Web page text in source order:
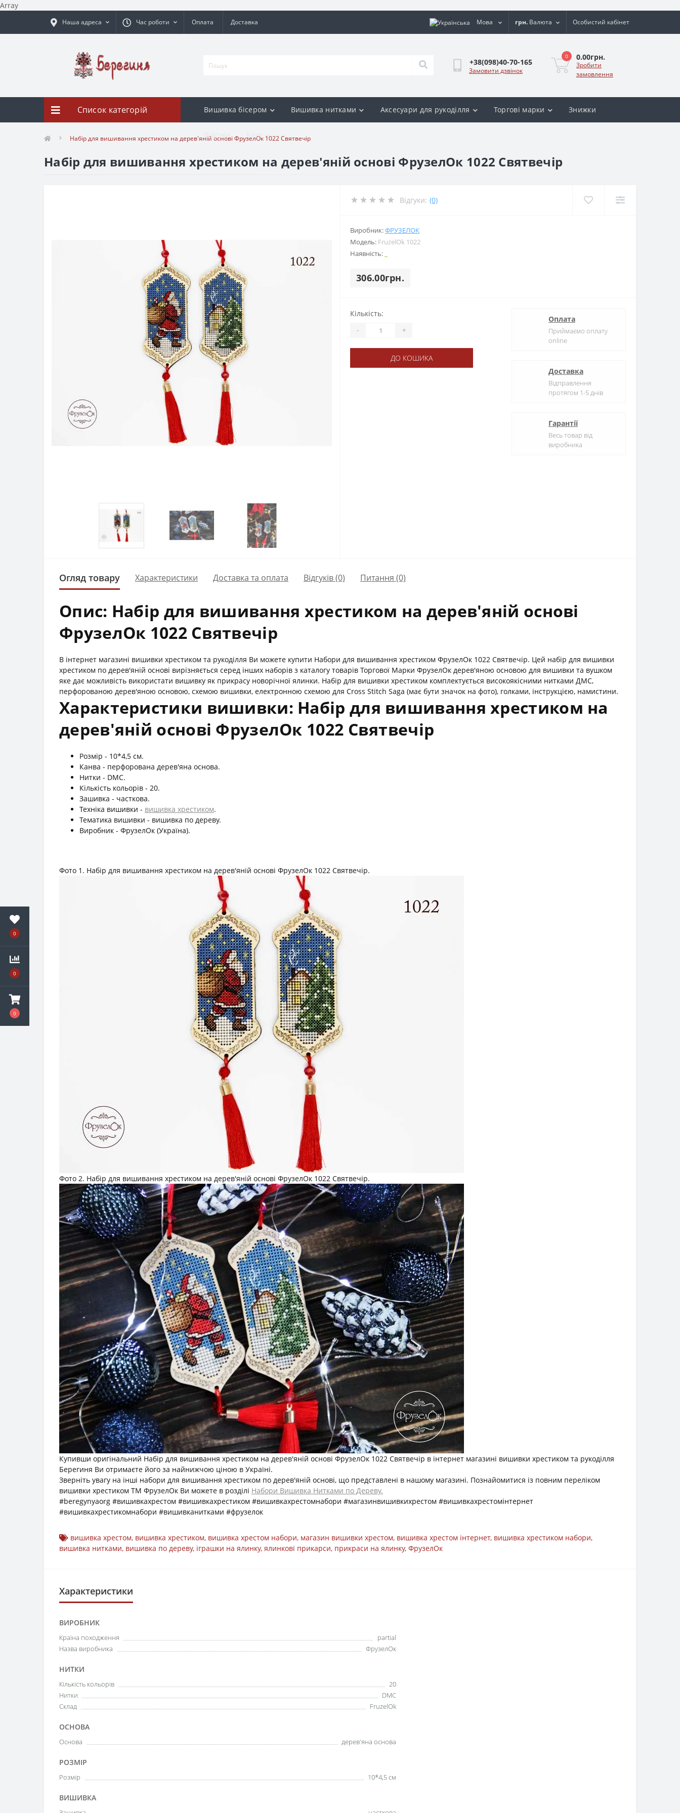
Array
0
0
0
Наша адреса Час роботи Оплата Доставка Мова грн. Валюта Особистий кабінет
+38(098)40-70-165
Замовити дзвінок
0 0.00грн.
Зробити
замовлення
Список категорій Вишивка бісером Вишивка нитками Аксесуари для рукоділля Торгові марки Знижки
Відгуки Блог
Набір для вишивання хрестиком на дерев'яній основі ФрузелОк 1022 Святвечір
Набір для вишивання хрестиком на дерев'яній основі ФрузелОк 1022 Святвечір
Відгуки: (0)
Виробник:ФРУЗЕЛОК
Модель: FruzelOk 1022
Наявність:
306.00грн.
Кількість:
- +
ДО КОШИКА
Оплата
Приймаємо оплату
online
Доставка
Відправлення
протягом 1-5 днів
Гарантії
Весь товар від
виробника
Огляд товару Характеристики Доставка та оплата Відгуків (0) Питання (0)
Опис: Набір для вишивання хрестиком на дерев'яній основі
ФрузелОк 1022 Святвечір
В інтернет магазині вишивки хрестиком та рукоділля Ви можете купити Набори для вишивання хрестиком ФрузелОк 1022 Святвечір. Цей набір для вишивки
хрестиком по дерев'яній основі вирізняється серед інших наборів з каталогу товарів Торгової Марки ФрузелОк дерев'яною основою для вишивки та вушком
яке дає можливість використати вишивку як прикрасу новорічної ялинки. Набір для вишивки хрестиком комплектується високоякісними нитками ДМС,
перфорованою дерев'яною основою, схемою вишивки, електронною схемою для Cross Stitch Saga (має бути значок на фото), голками, інструкцією, намистини.
Характеристики вишивки: Набір для вишивання хрестиком на
дерев'яній основі ФрузелОк 1022 Святвечір
Розмір - 10*4,5 см.
Канва - перфорована дерев'яна основа.
Нитки - DMC.
Кількість кольорів - 20.
Зашивка - часткова.
Техніка вишивки - вишивка хрестиком.
Тематика вишивки - вишивка по дереву.
Виробник - ФрузелОк (Україна).
Фото 1. Набір для вишивання хрестиком на дерев'яній основі ФрузелОк 1022 Святвечір.
Фото 2. Набір для вишивання хрестиком на дерев'яній основі ФрузелОк 1022 Святвечір.
Купивши оригінальний Набір для вишивання хрестиком на дерев'яній основі ФрузелОк 1022 Святвечір в інтернет магазині вишивки хрестиком та рукоділля
Берегиня Ви отримаєте його за найнижчою ціною в Україні.
Зверніть увагу на інші набори для вишивання хрестиком по дерев'яній основі, що представлені в нашому магазині. Познайомитися із повним переліком
вишивки хрестиком ТМ ФрузелОк Ви можете в розділі Набори Вишивка Нитками по Дереву.
#beregynyaorg #вишивкахрестом #вишивкахрестиком #вишивкахрестомнабори #магазинвишивкихрестом #вишивкахрестомінтернет
#вишивкахрестикомнабори #вишивканитками #фрузелок
вишивка хрестом, вишивка хрестиком, вишивка хрестом набори, магазин вишивки хрестом, вишивка хрестом інтернет, вишивка хрестиком набори,
вишивка нитками, вишивка по дереву, іграшки на ялинку, ялинкові прикарси, прикраси на ялинку, ФрузелОк
Характеристики
ВИРОБНИК
Країна походження
partial
Назва виробника
ФрузелОк
НИТКИ
Кількість кольорів
20
Нитки
DMC
Склад
FruzelOk
ОСНОВА
Основа дерев'яна основа
РОЗМІР
Розмір 10*4,5 см
ВИШИВКА